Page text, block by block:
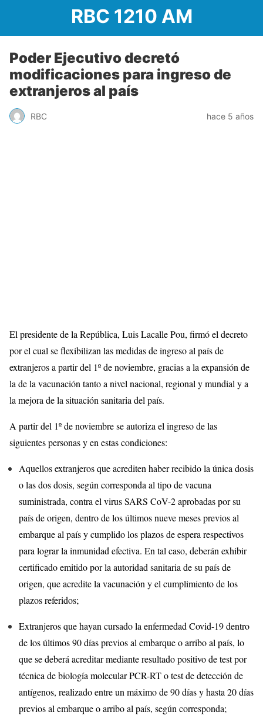
RBC 1210 AM
Poder Ejecutivo decretó
modificaciones para ingreso de
extranjeros al país
RBC hace 5 años
El presidente de la República, Luis Lacalle Pou, firmó el decreto
por el cual se flexibilizan las medidas de ingreso al país de
extranjeros a partir del 1º de noviembre, gracias a la expansión de
la de la vacunación tanto a nivel nacional, regional y mundial y a
la mejora de la situación sanitaria del país.
A partir del 1º de noviembre se autoriza el ingreso de las
siguientes personas y en estas condiciones:
Aquellos extranjeros que acrediten haber recibido la única dosis
o las dos dosis, según corresponda al tipo de vacuna
suministrada, contra el virus SARS CoV-2 aprobadas por su
país de origen, dentro de los últimos nueve meses previos al
embarque al país y cumplido los plazos de espera respectivos
para lograr la inmunidad efectiva. En tal caso, deberán exhibir
certificado emitido por la autoridad sanitaria de su país de
origen, que acredite la vacunación y el cumplimiento de los
plazos referidos;
Extranjeros que hayan cursado la enfermedad Covid-19 dentro
de los últimos 90 días previos al embarque o arribo al país, lo
que se deberá acreditar mediante resultado positivo de test por
técnica de biología molecular PCR-RT o test de detección de
antígenos, realizado entre un máximo de 90 días y hasta 20 días
previos al embarque o arribo al país, según corresponda;